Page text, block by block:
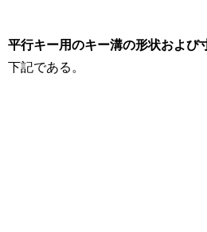
平行キー用のキー溝の形状および
下記である。